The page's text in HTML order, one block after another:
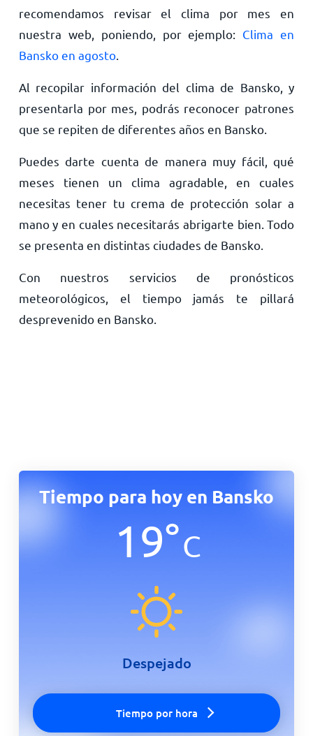
recomendamos revisar el clima por mes en
nuestra web, poniendo, por ejemplo: Clima en
Bansko en agosto.
Al recopilar información del clima de Bansko, y
presentarla por mes, podrás reconocer patrones
que se repiten de diferentes años en Bansko.
Puedes darte cuenta de manera muy fácil, qué
meses tienen un clima agradable, en cuales
necesitas tener tu crema de protección solar a
mano y en cuales necesitarás abrigarte bien. Todo
se presenta en distintas ciudades de Bansko.
Con nuestros servicios de pronósticos
meteorológicos, el tiempo jamás te pillará
desprevenido en Bansko.
Tiempo para hoy en Bansko
19°C
Despejado
Tiempo por hora